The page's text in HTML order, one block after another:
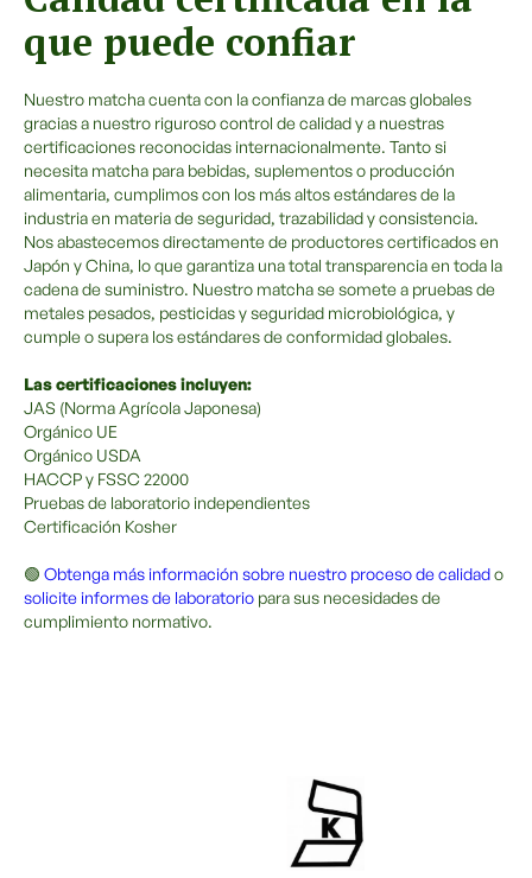
que puede confiar
Nuestro matcha cuenta con la confianza de marcas globales
gracias a nuestro riguroso control de calidad y a nuestras
certificaciones reconocidas internacionalmente. Tanto si
necesita matcha para bebidas, suplementos o producción
alimentaria, cumplimos con los más altos estándares de la
industria en materia de seguridad, trazabilidad y consistencia.
Nos abastecemos directamente de productores certificados en
Japón y China, lo que garantiza una total transparencia en toda la
cadena de suministro. Nuestro matcha se somete a pruebas de
metales pesados, pesticidas y seguridad microbiológica, y
cumple o supera los estándares de conformidad globales.
Las certificaciones incluyen:
JAS (Norma Agrícola Japonesa)
Orgánico UE
Orgánico USDA
HACCP y FSSC 22000
Pruebas de laboratorio independientes
Certificación Kosher
🟢 Obtenga más información sobre nuestro proceso de calidado
solicite informes de laboratorio para sus necesidades de
cumplimiento normativo.